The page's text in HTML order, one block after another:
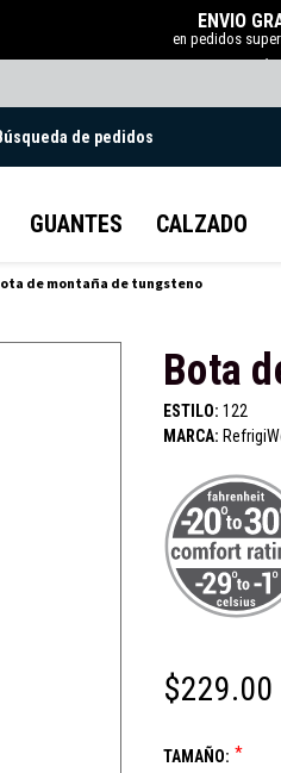
ENVÍO
en pedidos
.
de pedidos
GUANTES CALZADO
de montaña de tungsteno
Bota
ESTILO: 122
MARCA:
$229.00
TAMAÑO: *